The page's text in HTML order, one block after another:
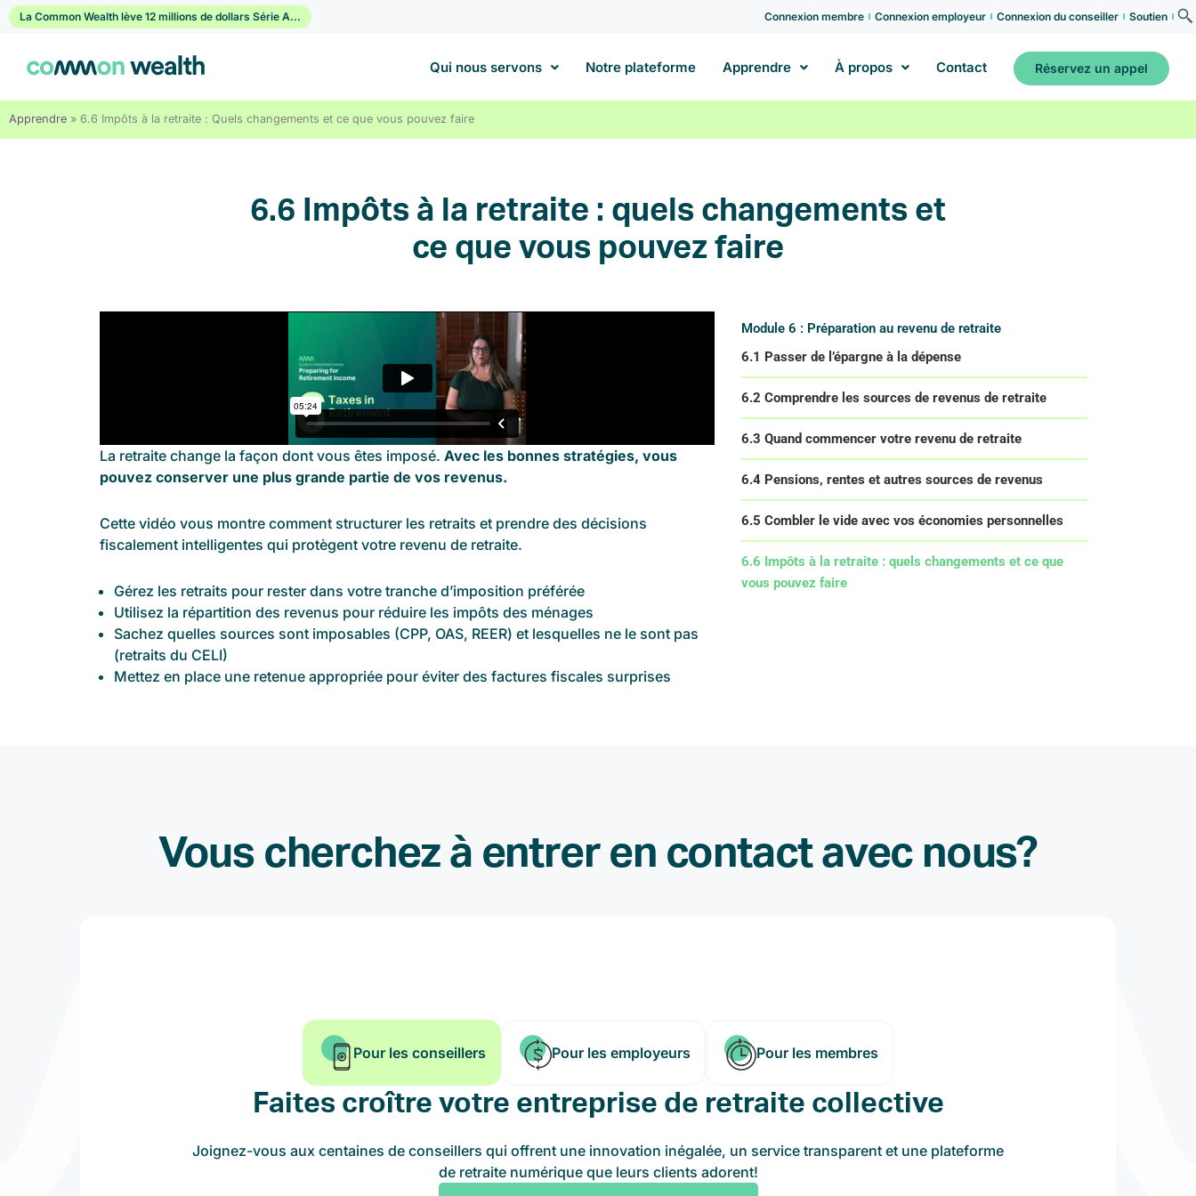
Passer
au
La Common Wealth lève 12 millions de dollars Série A... Connexion membre Connexion employeur Connexion du conseiller Soutien
Qui nous servons Notre plateforme Apprendre À propos Contact Réservez un appel
Apprendre » 6.6 Impôts à la retraite : Quels changements et ce que vous pouvez faire
6.6 Impôts à la retraite : quels changements et
ce que vous pouvez faire
La retraite change la façon dont vous êtes imposé. Avec les bonnes stratégies, vous
pouvez conserver une plus grande partie de vos revenus.
Cette vidéo vous montre comment structurer les retraits et prendre des décisions
fiscalement intelligentes qui protègent votre revenu de retraite.
Gérez les retraits pour rester dans votre tranche d’imposition préférée
Utilisez la répartition des revenus pour réduire les impôts des ménages
Sachez quelles sources sont imposables (CPP, OAS, REER) et lesquelles ne le sont pas
(retraits du CELI)
Mettez en place une retenue appropriée pour éviter des factures fiscales surprises
Module 6 : Préparation au revenu de retraite
6.1 Passer de l’épargne à la dépense
6.2 Comprendre les sources de revenus de retraite
6.3 Quand commencer votre revenu de retraite
6.4 Pensions, rentes et autres sources de revenus
6.5 Combler le vide avec vos économies personnelles
6.6 Impôts à la retraite : quels changements et ce que
vous pouvez faire
Vous cherchez à entrer en contact avec nous?
Pour les conseillers Pour les employeurs Pour les membres
Faites croître votre entreprise de retraite collective
Joignez-vous aux centaines de conseillers qui offrent une innovation inégalée, un service transparent et une plateforme
de retraite numérique que leurs clients adorent!